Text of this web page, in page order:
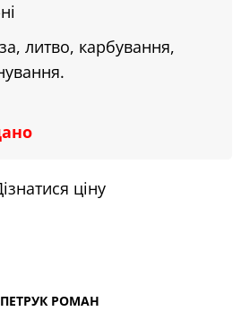
литво, карбування,
ціну
ПЕТРУК РОМАН